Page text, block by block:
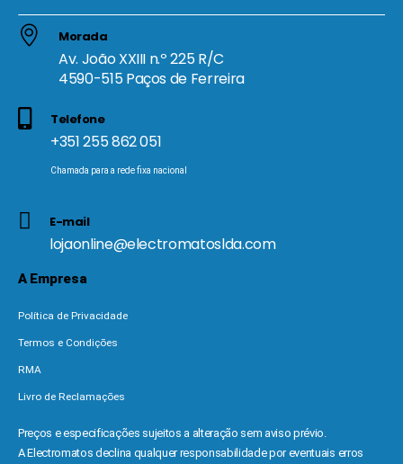
Morada
Av. João XXIII n.º 225 R/C
4590-515 Paços de Ferreira
Telefone
+351 255 862 051
Chamada para a rede fixa nacional
E-mail
lojaonline@electromatoslda.com
A Empresa
Política de Privacidade
Termos e Condições
RMA
Livro de Reclamações
Preços e especificações sujeitos a alteração sem aviso prévio.
A Electromatos declina qualquer responsabilidade por eventuais erros